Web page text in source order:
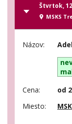
Štvrtok,
MSKS
Názov:
Cena:
od
Miesto: